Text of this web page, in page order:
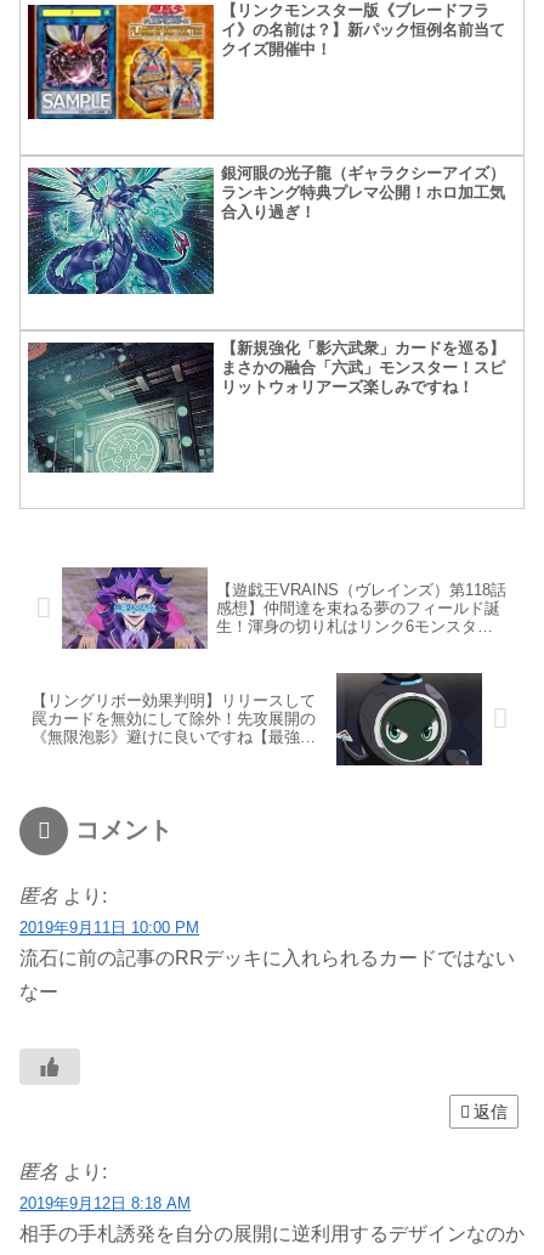
【リンクモンスター版《ブレードフラ
イ》の名前は？】新パック恒例名前当て
クイズ開催中！
銀河眼の光子龍（ギャラクシーアイズ）
ランキング特典プレマ公開！ホロ加工気
合入り過ぎ！
【新規強化「影六武衆」カードを巡る】
まさかの融合「六武」モンスター！スピ
リットウォリアーズ楽しみですね！
【遊戯王VRAINS（ヴレインズ）第118話
感想】仲間達を束ねる夢のフィールド誕
生！渾身の切り札はリンク6モンスタ
【リングリボー効果判明】リリースして
罠カードを無効にして除外！先攻展開の
《無限泡影》避けに良いですね【最強ジ
コメント
匿名 より:
2019年9月11日 10:00 PM
流石に前の記事のRRデッキに入れられるカードではない
なー
返信
匿名 より:
2019年9月12日 8:18 AM
相手の手札誘発を自分の展開に逆利用するデザインなのか